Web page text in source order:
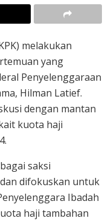
melakukan
yang
Penyelenggaraan
Hilman Latief.
dengan mantan
kuota haji
saksi
difokuskan untuk
Ibadah
haji tambahan